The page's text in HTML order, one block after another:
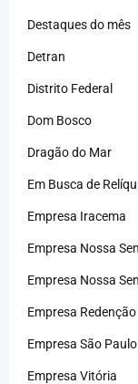
Destaques do mês
Detran
Distrito Federal
Dom Bosco
Dragão do Mar
Em Busca de
Empresa Iracema
Empresa Nossa
Empresa Nossa
Empresa Redenção
Empresa São Paulo
Empresa Vitória